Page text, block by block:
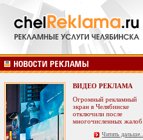
ВИДЕО РЕКЛАМА
Огромный рекламный
экран в Челябинске
отключили после
многочисленных жалоб
Читать дальше...